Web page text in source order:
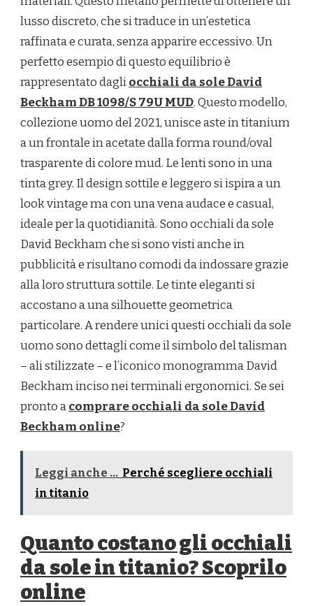
lusso discreto, che si traduce in un’estetica
raffinata e curata, senza apparire eccessivo. Un
perfetto esempio di questo equilibrio è
rappresentato dagliocchiali da sole David
Beckham DB 1098/S 79U MUD. Questo modello,
collezione uomo del 2021, unisce aste in titanium
a un frontale in acetate dalla forma round/oval
trasparente di colore mud. Le lenti sono in una
tinta grey. Il design sottile e leggero si ispira a un
look vintage ma con una vena audace e casual,
ideale per la quotidianità. Sono occhiali da sole
David Beckham che si sono visti anche in
pubblicità e risultano comodi da indossare grazie
alla loro struttura sottile. Le tinte eleganti si
accostano a una silhouette geometrica
particolare. A rendere unici questi occhiali da sole
uomo sono dettagli come il simbolo del talisman
– ali stilizzate – e l’iconico monogramma David
Beckham inciso nei terminali ergonomici. Se sei
pronto acomprare occhiali da sole David
Beckham online?
Leggi anche ... Perché scegliere occhiali
in titanio
Quanto costano gli occhiali
da sole in titanio? Scoprilo
online